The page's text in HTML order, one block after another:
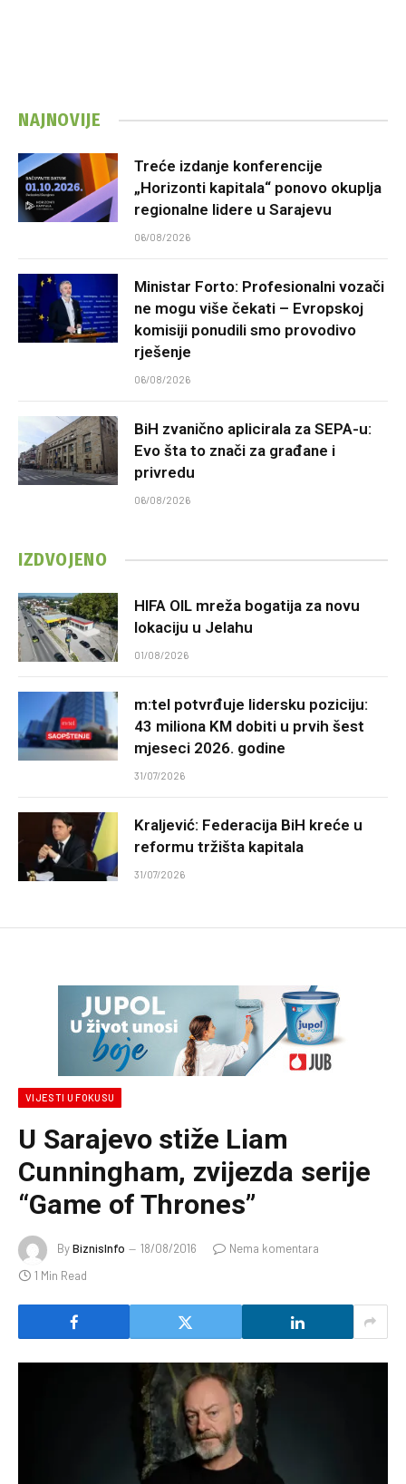
NAJNOVIJE
Treće izdanje konferencije
„Horizonti kapitala“ ponovo okuplja
regionalne lidere u Sarajevu
06/08/2026
Ministar Forto: Profesionalni vozači
ne mogu više čekati – Evropskoj
komisiji ponudili smo provodivo
rješenje
06/08/2026
BiH zvanično aplicirala za SEPA-u:
Evo šta to znači za građane i
privredu
06/08/2026
IZDVOJENO
HIFA OIL mreža bogatija za novu
lokaciju u Jelahu
01/08/2026
m:tel potvrđuje lidersku poziciju:
43 miliona KM dobiti u prvih šest
mjeseci 2026. godine
31/07/2026
Kraljević: Federacija BiH kreće u
reformu tržišta kapitala
31/07/2026
VIJESTI U FOKUSU
U Sarajevo stiže Liam
Cunningham, zvijezda serije
“Game of Thrones”
ByBiznisInfo 18/08/2016
Nema komentara
1 Min Read